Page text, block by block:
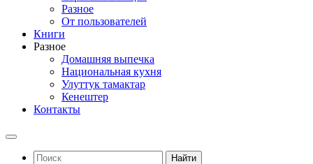
Разное
От пользователей
Книги
Разное
Домашняя выпечка
Национальная кухня
Улуттук тамактар
Кенештер
Контакты
Найти